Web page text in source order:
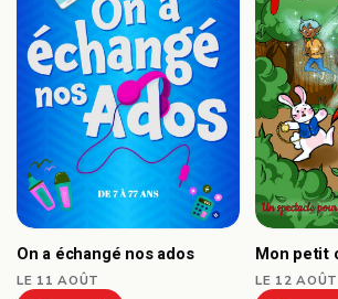
On a échangé nos ados
LE 11 AOÛT
Mon petit
LE 12 AOÛT